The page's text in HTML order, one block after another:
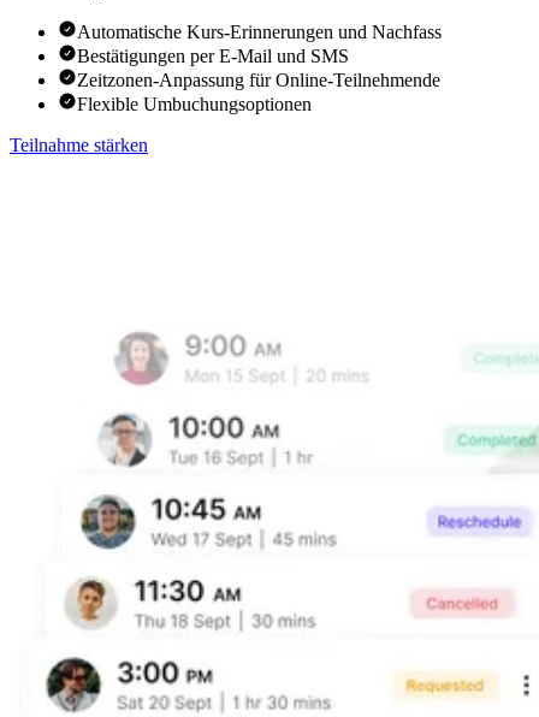
Automatische Kurs-Erinnerungen und Nachfass
Bestätigungen per E-Mail und SMS
Zeitzonen-Anpassung für Online-Teilnehmende
Flexible Umbuchungsoptionen
Teilnahme stärken